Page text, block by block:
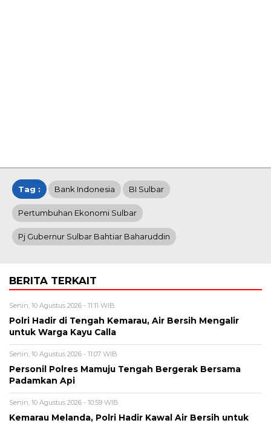
Tag : Bank Indonesia BI Sulbar
Pertumbuhan Ekonomi Sulbar
Pj Gubernur Sulbar Bahtiar Baharuddin
BERITA TERKAIT
Senin, 10 Agustus 2026 - 11:11 WIB
Polri Hadir di Tengah Kemarau, Air Bersih Mengalir
untuk Warga Kayu Calla
Senin, 10 Agustus 2026 - 11:07 WIB
Personil Polres Mamuju Tengah Bergerak Bersama
Padamkan Api
Senin, 10 Agustus 2026 - 10:59 WIB
Kemarau Melanda, Polri Hadir Kawal Air Bersih untuk